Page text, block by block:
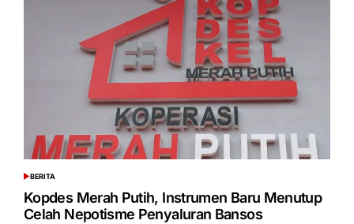
POSTED
IN
BERITA
Kopdes Merah Putih, Instrumen Baru Menutup
Celah Nepotisme Penyaluran Bansos